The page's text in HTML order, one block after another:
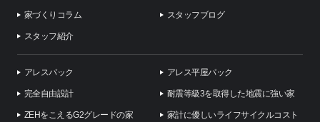
家づくりコラム スタッフブログ
スタッフ紹介
アレスパック アレス平屋パック
完全自由設計 耐震等級3を取得した地震に強い家
ZEHをこえるG2グレードの家 家計に優しいライフサイクルコスト